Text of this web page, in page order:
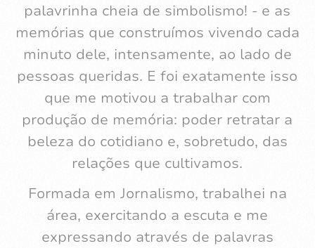
beleza do cotidiano e, sobretudo, das
relações que cultivamos.
Formada em Jornalismo, trabalhei na
área, exercitando a escuta e me
expressando através de palavras
durante muitos anos. Até que em 2016
troquei o papel e a caneta pela câmera e
passei a escrever com a luz - um
movimento que mudou radicalmente o
meu olhar, minha forma de lidar com o
tempo, de me conectar com as pessoas e